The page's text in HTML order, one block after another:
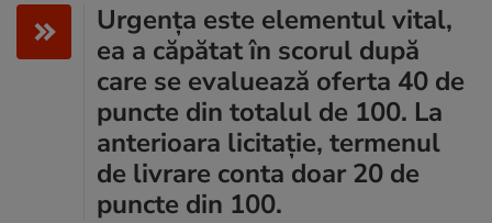
Urgența este elementul vital,
ea a căpătat în scorul după
care se evaluează oferta 40 de
puncte din totalul de 100. La
anterioara licitație, termenul
de livrare conta doar 20 de
puncte din 100.